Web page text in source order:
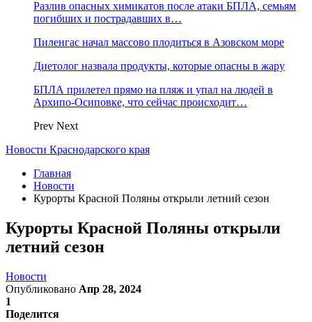
Разлив опасных химикатов после атаки БПЛА, семьям
погибших и пострадавших в…
Пиленгас начал массово плодиться в Азовском море
Диетолог назвала продукты, которые опасны в жару
БПЛА прилетел прямо на пляж и упал на людей в
Архипо-Осиповке, что сейчас происходит…
Prev Next
Новости Краснодарского края
Главная
Новости
Курорты Красной Поляны открыли летний сезон
Курорты Красной Поляны открыли
летний сезон
Новости
Опубликовано Апр 28, 2024
1
Поделится